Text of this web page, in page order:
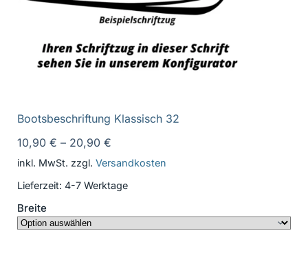
Bootsbeschriftung Klassisch 32
10,90 € – 20,90 €
inkl. MwSt. zzgl. Versandkosten
Lieferzeit: 4-7 Werktage
Breite